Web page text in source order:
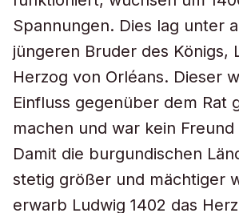
Spannungen. Dies lag unter
jüngeren Bruder des Königs,
Herzog von Orléans. Dieser
Einfluss gegenüber dem Rat
machen und war kein Freund
Damit die burgundischen
stetig größer und mächtiger
erwarb Ludwig 1402 das